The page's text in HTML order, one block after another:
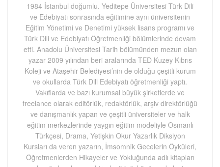
1984 İstanbul doğumlu. Yeditepe Üniversitesi Türk Dili
ve Edebiyatı sonrasında eğitimine aynı üniversitenin
Eğitim Yönetimi ve Denetimi yüksek lisans programı ve
Türk Dili ve Edebiyatı Öğretmenliği bölümlerinde devam
etti. Anadolu Üniversitesi Tarih bölümünden mezun olan
yazar 2009 yılından beri aralarında TED Kuzey Kıbrıs
Koleji ve Ataşehir Belediyesi’nin de olduğu çeşitli kurum
ve okullarda Türk Dili Edebiyatı öğretmenliği yaptı.
Vakıflarda ve bazı kurumsal büyük şirketlerde ve
freelance olarak editörlük, redaktörlük, arşiv direktörlüğü
ve danışmanlık yapan ve çeşitli üniversiteler ve halk
eğitim merkezlerinde yaygın eğitim modeliyle Osmanlı
Türkçesi, Drama, Yetişkin Okur Yazarlık Diksiyon
Kursları da veren yazarın, İmsomnik Gecelerin Öyküleri,
Öğretmenlerden Hikayeler ve Yokluğunda adlı kitapları